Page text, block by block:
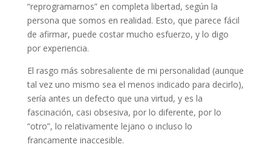
“reprogramarnos” en completa libertad, según la
persona que somos en realidad. Esto, que parece fácil
de afirmar, puede costar mucho esfuerzo, y lo digo
por experiencia.
El rasgo más sobresaliente de mi personalidad (aunque
tal vez uno mismo sea el menos indicado para decirlo),
sería antes un defecto que una virtud, y es la
fascinación, casi obsesiva, por lo diferente, por lo
“otro”, lo relativamente lejano o incluso lo
francamente inaccesible.